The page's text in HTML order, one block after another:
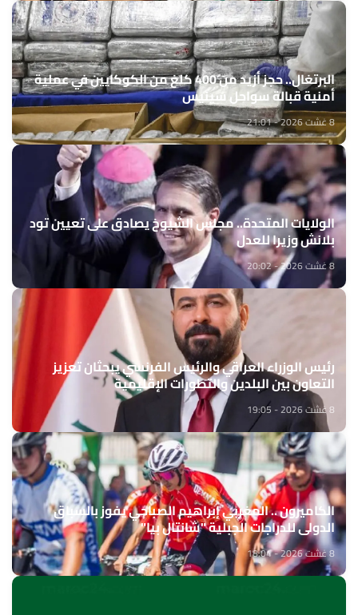
البرتغال.. حجز أزيد من 400 كلغ من الكوكايين في عملية
أمنية قبالة سواحل سينيس
8 غشت 2026 - 21:01
الولايات المتحدة.. مجلس الشيوخ يصادق على تعيين تود
بلانش وزيرا للعدل
8 غشت 2026 - 20:02
رئيس الوزراء العراقي والرئيس الفرنسي يبحثان تعزيز
التعاون بين البلدين والتطورات الإقليمية
8 غشت 2026 - 19:05
الكاميرون .. المغربي إبراهيم الصباحي يفوز بالسباق
الدولي للدراجات الجبلية "شانتال بيا"
8 غشت 2026 - 18:04